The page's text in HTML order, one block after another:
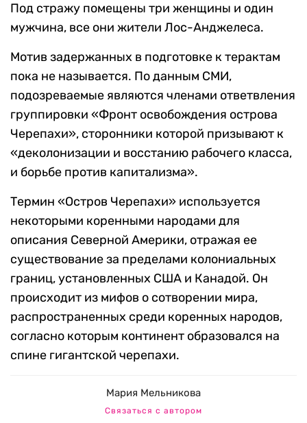
Под стражу помещены три женщины и один
мужчина, все они жители Лос-Анджелеса.
Мотив задержанных в подготовке к терактам
пока не называется. По данным СМИ,
подозреваемые являются членами ответвления
группировки «Фронт освобождения острова
Черепахи», сторонники которой призывают к
«деколонизации и восстанию рабочего класса,
и борьбе против капитализма».
Термин «Остров Черепахи» используется
некоторыми коренными народами для
описания Северной Америки, отражая ее
существование за пределами колониальных
границ, установленных США и Канадой. Он
происходит из мифов о сотворении мира,
распространенных среди коренных народов,
согласно которым континент образовался на
спине гигантской черепахи.
Мария Мельникова
Связаться с автором